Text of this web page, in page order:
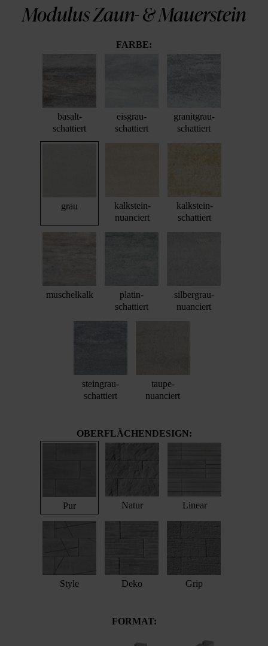
Modulus Zaun- & Mauerstein
FARBE:
basalt-
schattiert
eisgrau-
schattiert
granitgrau-
schattiert
grau
kalkstein-
nuanciert
kalkstein-
schattiert
muschelkalk
platin-
schattiert
silbergrau-
nuanciert
steingrau-
schattiert
taupe-
nuanciert
OBERFLÄCHENDESIGN:
Pur Natur Linear
Style Deko Grip
FORMAT: